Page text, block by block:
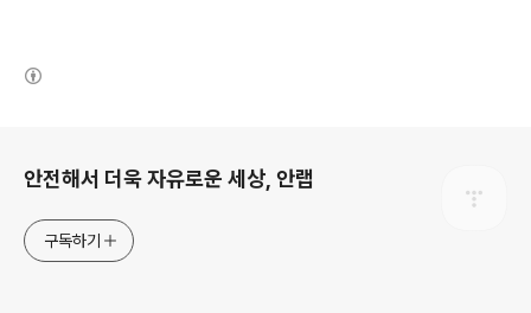
안전해서 더욱 자유로운 세상, 안랩
구독하기